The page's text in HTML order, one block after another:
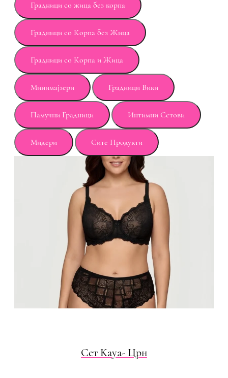
Градници со жица без корпа
Градници со Корпа без Жица
Градници со Корпа и Жица
Минимајзери Градници Вики
Памучни Градници Интимни Сетови
Мидери Сите Продукти
Сет Kaya- Црн